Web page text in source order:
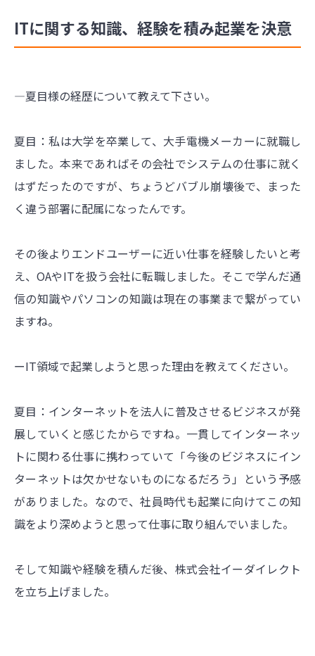
ITに関する知識、経験を積み起業を決意
―夏目様の経歴について教えて下さい。
夏目：私は大学を卒業して、大手電機メーカーに就職し
ました。本来であればその会社でシステムの仕事に就く
はずだったのですが、ちょうどバブル崩壊後で、まった
く違う部署に配属になったんです。
その後よりエンドユーザーに近い仕事を経験したいと考
え、OAやITを扱う会社に転職しました。そこで学んだ通
信の知識やパソコンの知識は現在の事業まで繋がってい
ますね。
ーIT領域で起業しようと思った理由を教えてください。
夏目：インターネットを法人に普及させるビジネスが発
展していくと感じたからですね。一貫してインターネッ
トに関わる仕事に携わっていて「今後のビジネスにイン
ターネットは欠かせないものになるだろう」という予感
がありました。なので、社員時代も起業に向けてこの知
識をより深めようと思って仕事に取り組んでいました。
そして知識や経験を積んだ後、株式会社イーダイレクト
を立ち上げました。